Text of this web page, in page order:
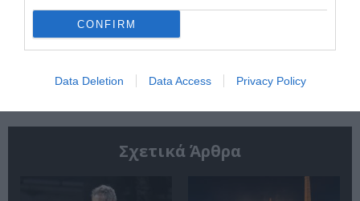
CONFIRM
Data Deletion Data Access Privacy Policy
Σχετικά Άρθρα